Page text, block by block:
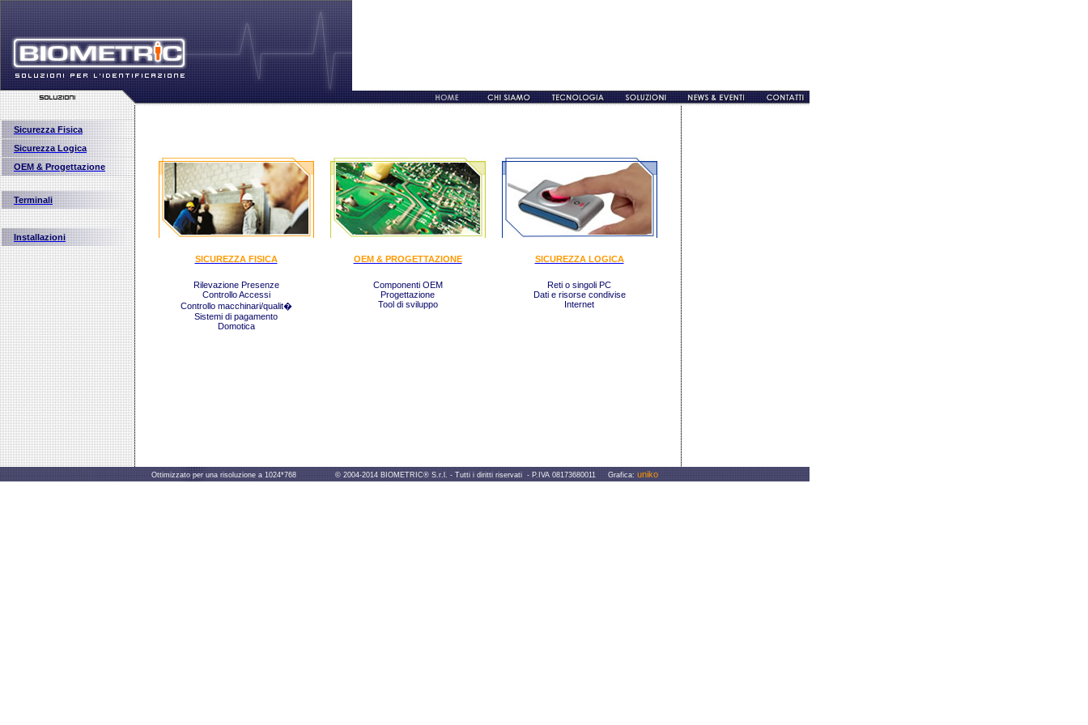
Sicurezza Fisica
Sicurezza Logica
OEM & Progettazione
Terminali
Installazioni
SICUREZZA FISICA OEM & PROGETTAZIONE SICUREZZA LOGICA
Rilevazione Presenze
Controllo Accessi
Controllo macchinari/qualit�
Sistemi di pagamento
Domotica
Componenti OEM
Progettazione
Tool di sviluppo
Reti o singoli PC
Dati e risorse condivise
Internet
Ottimizzato per una risoluzione a 1024*768 © 2004-2014 BIOMETRIC® S.r.l. - Tutti i diritti riservati - P.IVA 08173680011 Grafica: uniko